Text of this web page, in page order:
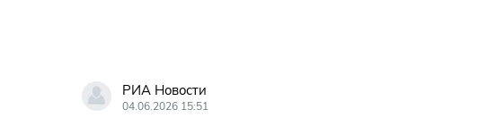
РИА Новости
04.06.2026 15:51